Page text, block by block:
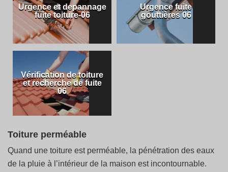
Urgence et depannage
fuite toiture-06
Urgence fuite
gouttières 06
Vérification de toiture
et recherche de fuite
06
Toiture perméable
Quand une toiture est perméable, la pénétration des eaux
de la pluie à l’intérieur de la maison est incontournable.